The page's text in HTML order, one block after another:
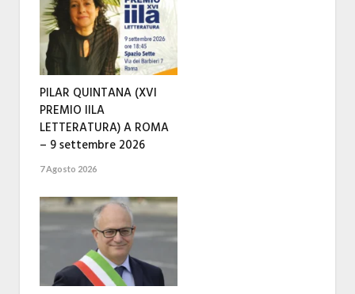
PILAR QUINTANA (XVI
PREMIO IILA
LETTERATURA) A ROMA
– 9 settembre 2026
7 Agosto 2026